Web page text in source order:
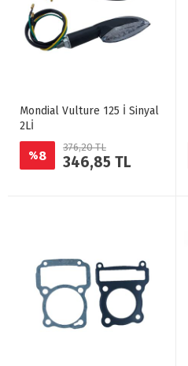
Mondial Vulture 125 İ Sinyal
2Lİ
%8
376,20 TL
346,85 TL